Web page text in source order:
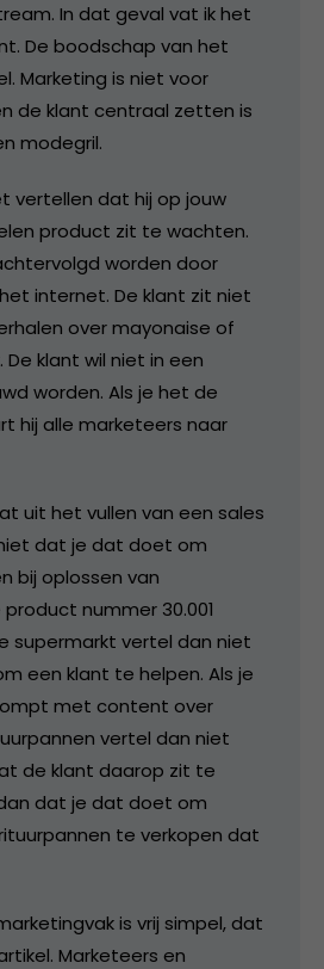
In dat geval vat ik het
De boodschap van het
Marketing is niet voor
de klant centraal zetten is
modegril.
vertellen dat hij op jouw
product zit te wachten.
worden door
internet. De klant zit niet
over mayonaise of
De klant wil niet in een
worden. Als je het de
hij alle marketeers naar
uit het vullen van een sales
dat je dat doet om
bij oplossen van
nummer 30.001
supermarkt vertel dan niet
een klant te helpen. Als je
met content over
vertel dan niet
de klant daarop zit te
dat je dat doet om
te verkopen dat
is vrij simpel, dat
Marketeers en